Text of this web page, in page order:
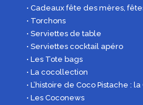
• Cadeaux fête des mères,
• Torchons
• Serviettes de table
• Serviettes cocktail apéro
• Les Tote bags
• La cocollection
• L’histoire de Coco Pistache :
• Les Coconews